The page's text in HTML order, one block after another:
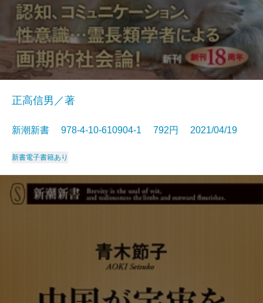
正高信男／著
新潮新書 978-4-10-610904-1 792円 2021/04/19
新書電子書籍あり